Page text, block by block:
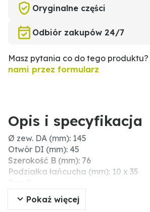
Oryginalne części
Odbiór zakupów 24/7
Masz pytania co do tego produktu?
nami przez formularz
Opis i specyfikacja
Ø zew. DA (mm): 145
Otwór DI (mm): 45
Szerokość B (mm): 76
Podziałka łańcucha (mm): 10 x 35
Rowek wpustowy (mm): 14
Liczba zębów: 6
Pokaż więcej